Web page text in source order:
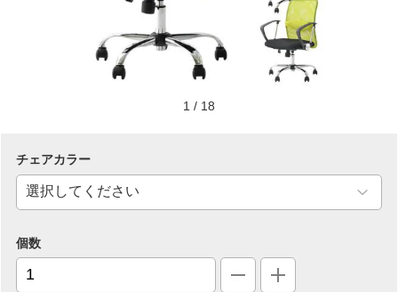
1 / 18
チェアカラー
個数